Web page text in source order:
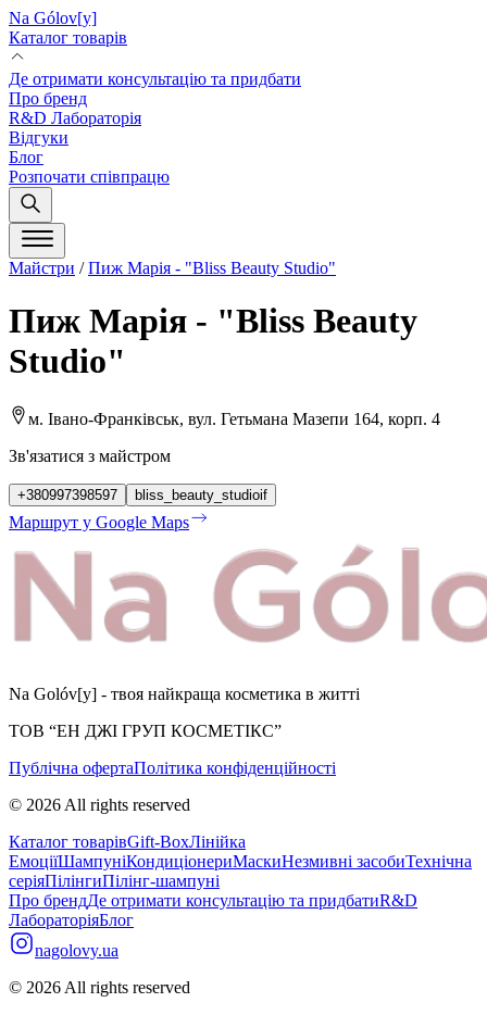
Na Gólov[y]
Каталог товарів
Де отримати консультацію та придбати
Про бренд
R&D Лабораторія
Відгуки
Блог
Розпочати співпрацю
Майстри /Пиж Марія - "Bliss Beauty Studio"
Пиж Марія - "Bliss Beauty
Studio"
м. Івано-Франківськ, вул. Гетьмана Мазепи 164, корп. 4
Зв'язатися з майстром
+380997398597 bliss_beauty_studioif
Маршрут у Google Maps
Na Golóv[y] - твоя найкраща косметика в житті
ТОВ “ЕН ДЖІ ГРУП КОСМЕТІКС”
Публічна офертаПолітика конфіденційності
© 2026 All rights reserved
Каталог товарівGift-BoxЛінійка
ЕмоціїШампуніКондиціонериМаскиНезмивні засобиТехнічна
серіяПілінгиПілінг-шампуні
Про брендДе отримати консультацію та придбатиR&D
ЛабораторіяБлог
nagolovy.ua
© 2026 All rights reserved